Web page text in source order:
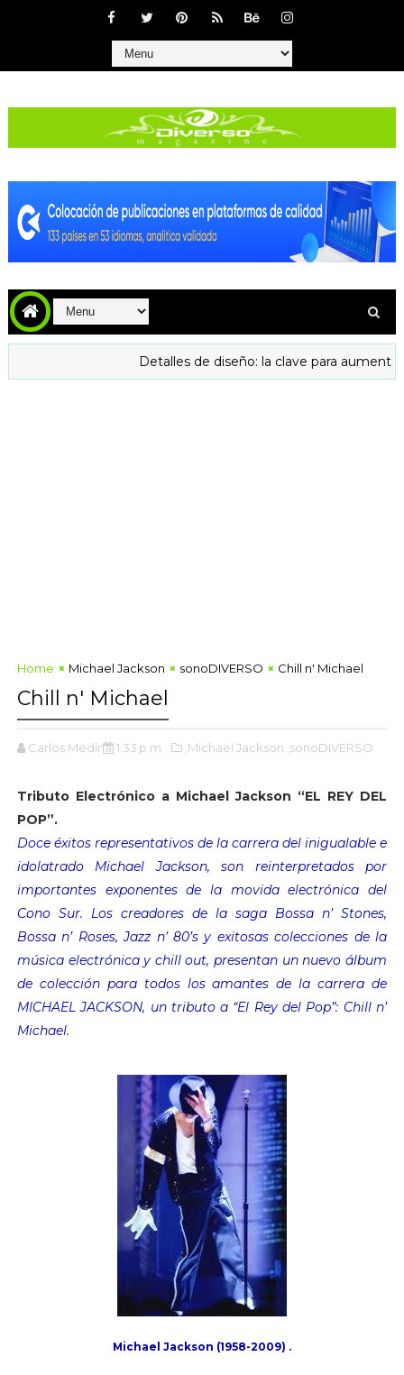
Detalles de diseño: la clave para aumentar la
Home Michael Jackson sonoDIVERSO Chill n' Michael
Chill n' Michael
Carlos Medina 1:33 p.m. ,Michael Jackson ,sonoDIVERSO
Tributo Electrónico a Michael Jackson “EL REY DEL
POP”.
Doce éxitos representativos de la carrera del inigualable e
idolatrado Michael Jackson, son reinterpretados por
importantes exponentes de la movida electrónica del
Cono Sur. Los creadores de la saga Bossa n’ Stones,
Bossa n’ Roses, Jazz n’ 80’s y exitosas colecciones de la
música electrónica y chill out, presentan un nuevo álbum
de colección para todos los amantes de la carrera de
MICHAEL JACKSON, un tributo a “El Rey del Pop”: Chill n’
Michael.
Michael Jackson (1958-2009) .